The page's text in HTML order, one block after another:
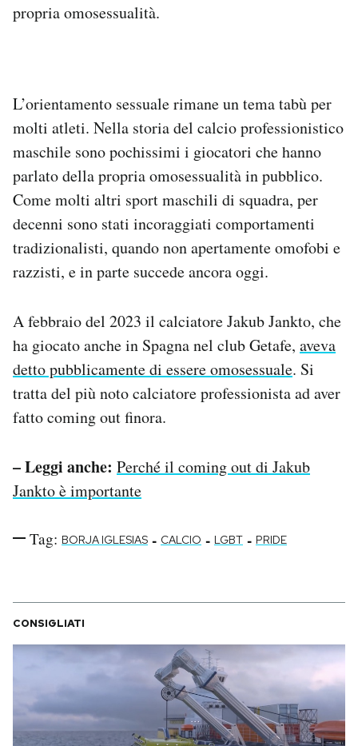
propria omosessualità.
L’orientamento sessuale rimane un tema tabù per
molti atleti. Nella storia del calcio professionistico
maschile sono pochissimi i giocatori che hanno
parlato della propria omosessualità in pubblico.
Come molti altri sport maschili di squadra, per
decenni sono stati incoraggiati comportamenti
tradizionalisti, quando non apertamente omofobi e
razzisti, e in parte succede ancora oggi.
A febbraio del 2023 il calciatore Jakub Jankto, che
ha giocato anche in Spagna nel club Getafe, aveva
detto pubblicamente di essere omosessuale. Si
tratta del più noto calciatore professionista ad aver
fatto coming out finora.
– Leggi anche: Perché il coming out di Jakub
Jankto è importante
Tag: BORJA IGLESIAS - CALCIO - LGBT - PRIDE
CONSIGLIATI